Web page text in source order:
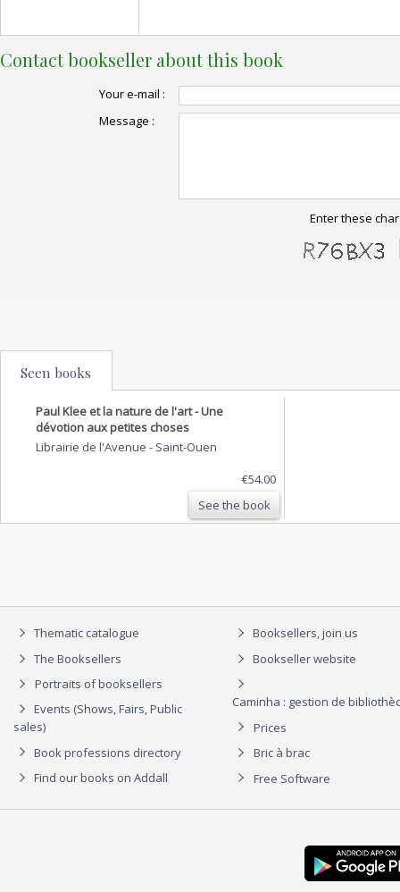
Contact bookseller about this book
Your e-mail :
Message :
Enter these
Seen books
Paul Klee et la nature de l'art - Une
dévotion aux petites choses
Librairie de l'Avenue - Saint-Ouen
€54.00
See the book
Thematic catalogue
The Booksellers
Portraits of booksellers
Events (Shows, Fairs, Public
sales)
Book professions directory
Find our books on Addall
Booksellers, join us
Bookseller website
Caminha : gestion de
Prices
Bric à brac
Free Software